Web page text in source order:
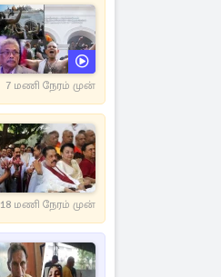
7 மணி நேரம் முன்
18 மணி நேரம் முன்